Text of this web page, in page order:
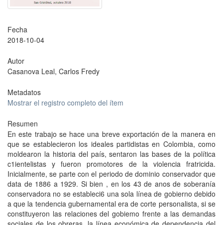
Fecha
2018-10-04
Autor
Casanova Leal, Carlos Fredy
Metadatos
Mostrar el registro completo del ítem
Resumen
En este trabajo se hace una breve exportación de la manera en
que se establecieron los ideales partidistas en Colombia, como
moldearon la historia del país, sentaron las bases de la política
c1ientelistas y fueron promotores de la violencia fratricida.
Inicialmente, se parte con el periodo de dominio conservador que
data de 1886 a 1929. Si bien , en los 43 de anos de soberanía
conservadora no se estableci6 una sola línea de gobierno debido
a que la tendencia gubernamental era de corte personalista, si se
constituyeron las relaciones del gobiemo frente a las demandas